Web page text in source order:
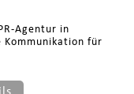
Agentur in
Kommunikation für